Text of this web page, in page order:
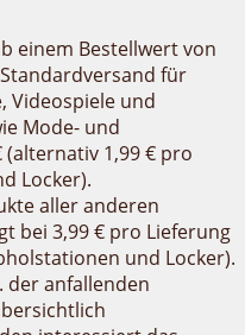
einem Bestellwert von
Standardversand für
Videospiele und
Mode- und
1,99 € pro
Locker).
aller anderen
bei 3,99 € pro Lieferung
und Locker).
der anfallenden